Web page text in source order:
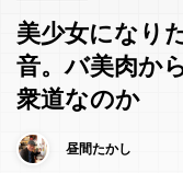
美少女になり
音。バ美肉か
衆道なのか
昼間たかし